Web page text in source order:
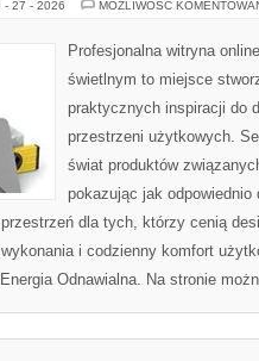
- 27 - 2026 MOŻLIWOŚĆ
Profesjonalna witryna
świetlnym to miejsce
praktycznych inspiracji do
przestrzeni użytkowych.
świat produktów
pokazując jak odpowiednio
dla tych, którzy cenią
i codzienny komfort
Odnawialna. Na stronie